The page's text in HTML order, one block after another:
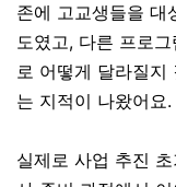
존에 고교생들을 대
도였고, 다른 프로
로 어떻게 달라질지
는 지적이 나왔어요.
실제로 사업 추진